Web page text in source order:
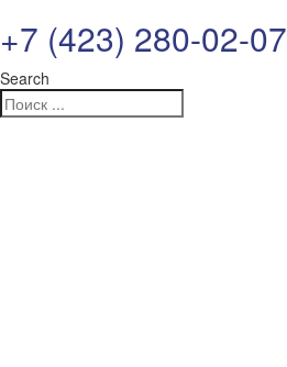
+7 (423) 280-02-07
Search